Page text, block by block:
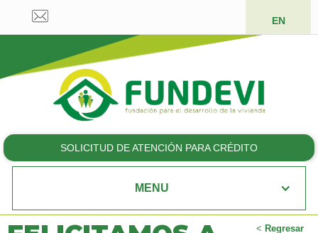
EN
SOLICITUD DE ATENCIÓN PARA CRÉDITO
MENU
< Regresar